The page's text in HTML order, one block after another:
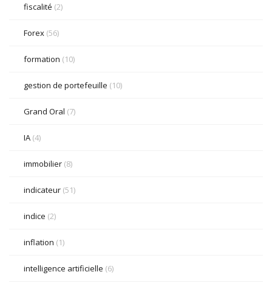
fiscalité (2)
Forex (56)
formation (10)
gestion de portefeuille (10)
Grand Oral (7)
IA (4)
immobilier (8)
indicateur (51)
indice (2)
inflation (1)
intelligence artificielle (6)